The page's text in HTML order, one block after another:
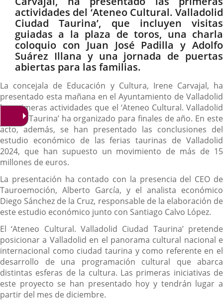
actividades del ‘Ateneo Cultural. Valladolid
Ciudad Taurina’, que incluyen visitas
guiadas a la plaza de toros, una charla
coloquio con Juan José Padilla y Adolfo
Suárez Illana y una jornada de puertas
abiertas para las familias.
La concejala de Educación y Cultura, Irene Carvajal, ha
presentado esta mañana en el Ayuntamiento de Valladolid
las primeras actividades que el ‘Ateneo Cultural. Valladolid
Ciudad Taurina’ ha organizado para finales de año. En este
acto, además, se han presentado las conclusiones del
estudio económico de las ferias taurinas de Valladolid
2024, que han supuesto un movimiento de más de 15
millones de euros.
La presentación ha contado con la presencia del CEO de
Tauroemoción, Alberto García, y el analista económico
Diego Sánchez de la Cruz, responsable de la elaboración de
este estudio económico junto con Santiago Calvo López.
El ‘Ateneo Cultural. Valladolid Ciudad Taurina’ pretende
posicionar a Valladolid en el panorama cultural nacional e
internacional como ciudad taurina y como referente en el
desarrollo de una programación cultural que abarca
distintas esferas de la cultura. Las primeras iniciativas de
este proyecto se han presentado hoy y tendrán lugar a
partir del mes de diciembre.